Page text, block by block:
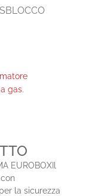
SBLOCCO
gas.
EUROBOXIl
la sicurezza